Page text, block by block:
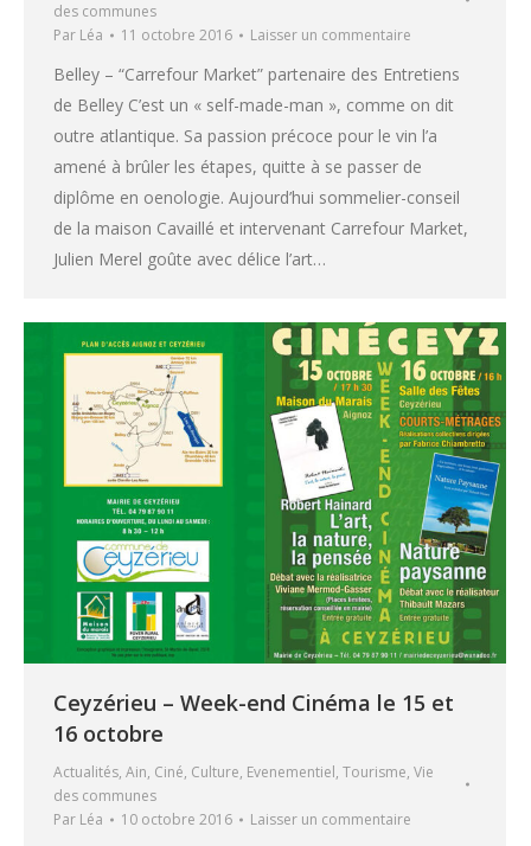
des communes
Par Léa 11 octobre 2016 Laisser un commentaire
Belley – “Carrefour Market” partenaire des Entretiens
de Belley C’est un « self-made-man », comme on dit
outre atlantique. Sa passion précoce pour le vin l’a
amené à brûler les étapes, quitte à se passer de
diplôme en oenologie. Aujourd’hui sommelier-conseil
de la maison Cavaillé et intervenant Carrefour Market,
Julien Merel goûte avec délice l’art…
Ceyzérieu – Week-end Cinéma le 15 et
16 octobre
Actualités, Ain, Ciné, Culture, Evenementiel, Tourisme, Vie
des communes
Par Léa 10 octobre 2016 Laisser un commentaire